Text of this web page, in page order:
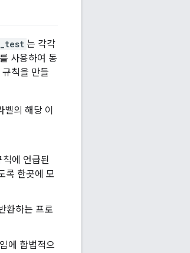
는 각각
사용하여 동
칙을 만들
의 해당 이
에 언급된
록 한곳에 모
환하는 프로
에 합법적으